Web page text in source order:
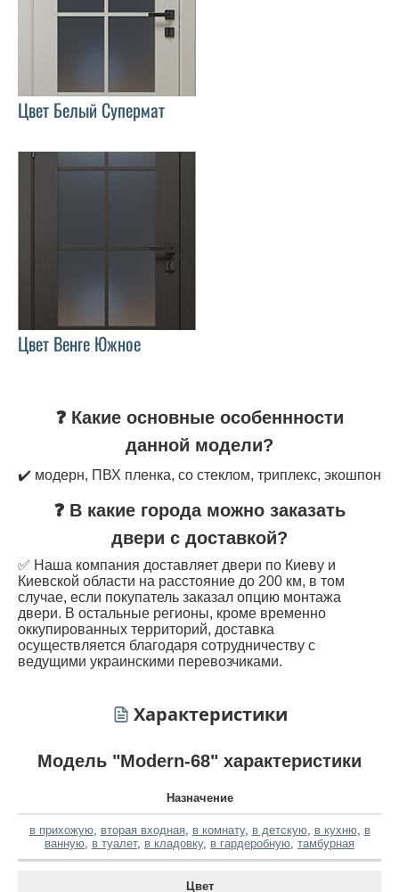
Цвет Белый Супермат
Цвет Венге Южное
❓ Какие основные особеннности
данной модели?
✔️ модерн, ПВХ пленка, со стеклом, триплекс, экошпон
❓ В какие города можно заказать
двери с доставкой?
✅ Наша компания доставляет двери по Киеву и
Киевской области на расстояние до 200 км, в том
случае, если покупатель заказал опцию монтажа
двери. В остальные регионы, кроме временно
оккупированных территорий, доставка
осуществляется благодаря сотрудничеству с
ведущими украинскими перевозчиками.
Характеристики
Модель "Modern-68" характеристики
Назначение
в прихожую, вторая входная, в комнату, в детскую, в кухню, в
ванную, в туалет, в кладовку, в гардеробную, тамбурная
Цвет